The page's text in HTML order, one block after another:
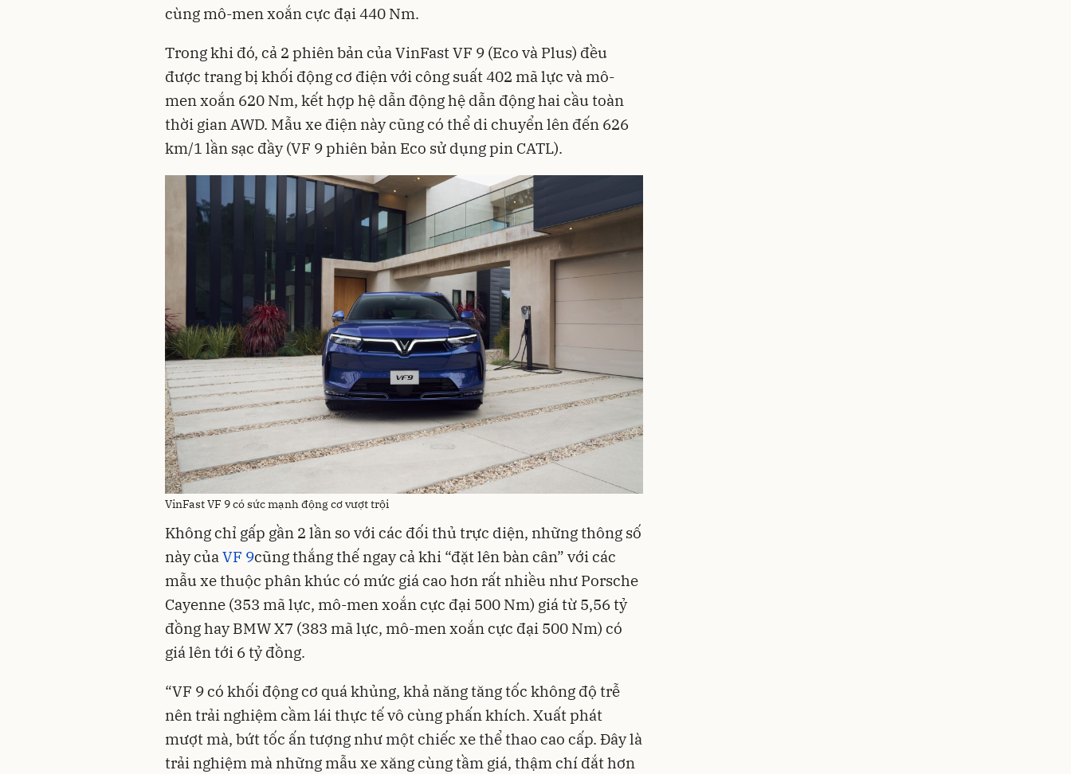
cùng mô-men xoắn cực đại 440 Nm.
Trong khi đó, cả 2 phiên bản của VinFast VF 9 (Eco và Plus) đều
được trang bị khối động cơ điện với công suất 402 mã lực và mô-
men xoắn 620 Nm, kết hợp hệ dẫn động hệ dẫn động hai cầu toàn
thời gian AWD. Mẫu xe điện này cũng có thể di chuyển lên đến 626
km/1 lần sạc đầy (VF 9 phiên bản Eco sử dụng pin CATL).
VinFast VF 9 có sức mạnh động cơ vượt trội
Không chỉ gấp gần 2 lần so với các đối thủ trực diện, những thông số
này của VF 9cũng thắng thế ngay cả khi “đặt lên bàn cân” với các
mẫu xe thuộc phân khúc có mức giá cao hơn rất nhiều như Porsche
Cayenne (353 mã lực, mô-men xoắn cực đại 500 Nm) giá từ 5,56 tỷ
đồng hay BMW X7 (383 mã lực, mô-men xoắn cực đại 500 Nm) có
giá lên tới 6 tỷ đồng.
“VF 9 có khối động cơ quá khủng, khả năng tăng tốc không độ trễ
nên trải nghiệm cầm lái thực tế vô cùng phấn khích. Xuất phát
mượt mà, bứt tốc ấn tượng như một chiếc xe thể thao cao cấp. Đây là
trải nghiệm mà những mẫu xe xăng cùng tầm giá, thậm chí đắt hơn